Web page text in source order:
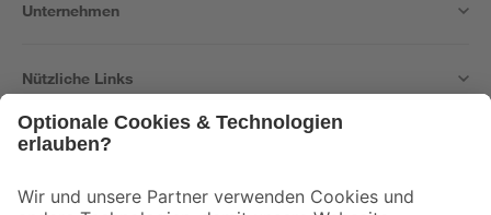
Unternehmen
Nützliche Links
Der toom Newsletter: Keine Angebote und Aktionen mehr verpassen!